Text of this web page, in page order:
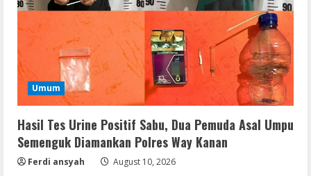
Umum
Hasil Tes Urine Positif Sabu, Dua Pemuda Asal Umpu
Semenguk Diamankan Polres Way Kanan
Ferdi ansyah
August 10, 2026
3
Hasil Tes Urine Positif Sabu, Dua
Pemuda Asal Umpu Semenguk
Diamankan Polres Way Kanan
August 10, 2026
4
Umum
Dugaan Tambang dan Stockpile Ilegal di
Desa Lengot OKU Timur; BPAN Way
Kanan Desak APH Tindak Tegas Sesuai
UU Minerba
August 10, 2026